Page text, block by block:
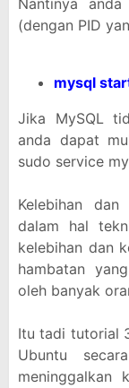
Nantinya
(dengan PID
mysql
Jika MySQL
anda dapat
sudo service
Kelebihan
dalam hal
kelebihan dan
hambatan
oleh banyak
Itu tadi tutorial
Ubuntu
meninggalkan